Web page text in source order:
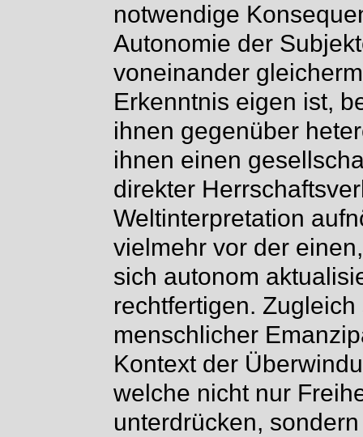
notwendige
Autonomie der
voneinander
Erkenntnis eigen ist,
ihnen gegenüber
ihnen einen
direkter
Weltinterpretation
vielmehr vor der
sich autonom
rechtfertigen.
menschlicher
Kontext der
welche nicht nur
unterdrücken,